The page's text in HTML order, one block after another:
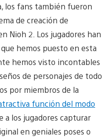
los fans también fueron
de creación de
Nioh 2. Los jugadores han
hemos puesto en esta
hemos visto incontables
de personajes de todo
por miembros de la
función del modo
los jugadores capturar
en geniales poses o